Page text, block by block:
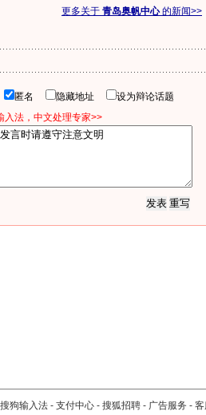
更多关于 青岛奥帆中心的新闻>>
匿名 隐藏地址
设为辩论话题
入法，中文处理专家>>
搜狗输入法 - 支付中心 - 搜狐招聘 - 广告服务 -